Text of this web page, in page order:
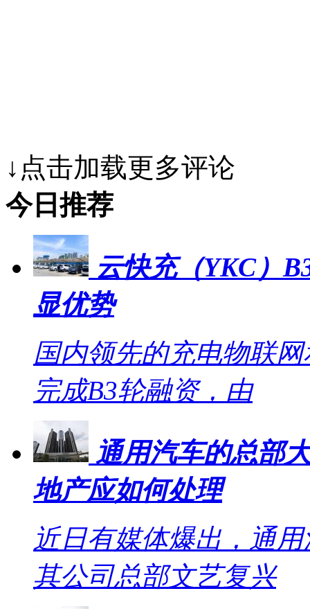
↓点击加载更多评论
今日推荐
云快充（YKC）
显优势
国内领先的充电物联
完成B3轮融资，由
通用汽车的总部
地产应如何处理
近日有媒体爆出，通
其公司总部文艺复兴